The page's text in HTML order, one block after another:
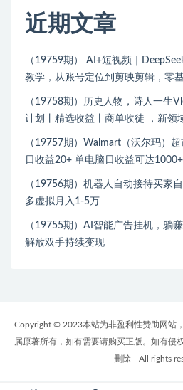
近期文章
（19759期） AI+短视频｜
教学，从账号定位到剪映剪辑，零
（19758期）历史人物，诗人一生
计划丨精选收益丨商单收徒 ，新领
（19757期）Walmart（沃尔玛）
日收益20+ 单电脑日收益可达
（19756期）机器人自动接待买家
多虚拟月入1-5万
（19755期）AI智能广告挂机，躺
解放双手持续变现
Copyright © 2023本站为非盈利性赞助网站
属原著所有，如有需要请购买正版。如有侵
删除 --All rights